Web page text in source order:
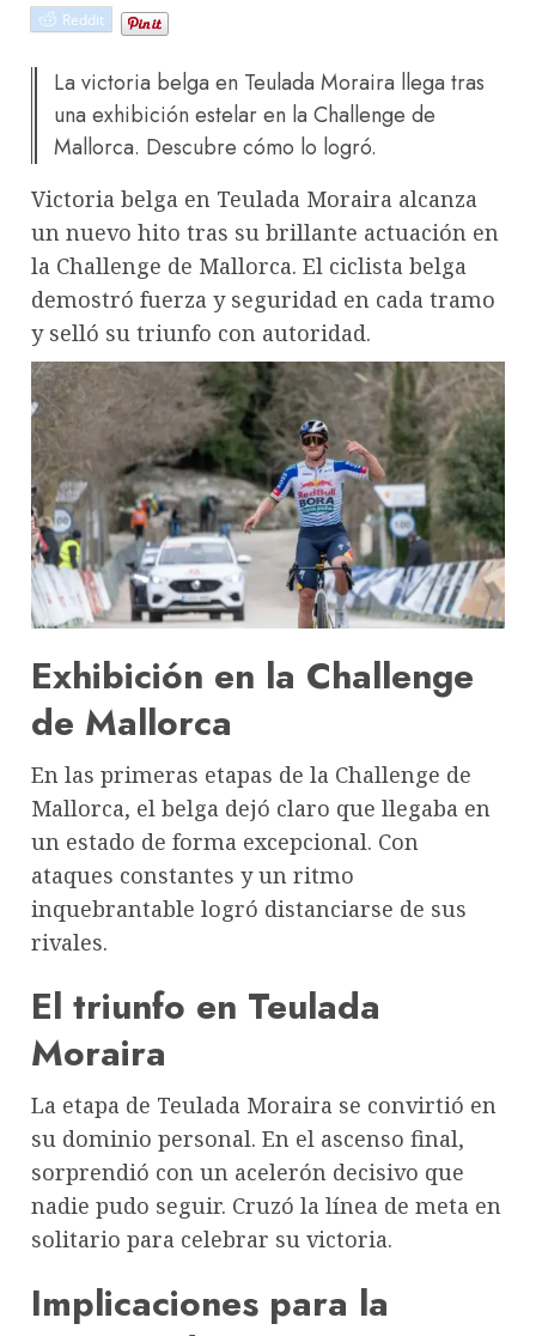
Reddit
La victoria belga en Teulada Moraira llega tras
una exhibición estelar en la Challenge de
Mallorca. Descubre cómo lo logró.
Victoria belga en Teulada Moraira alcanza
un nuevo hito tras su brillante actuación en
la Challenge de Mallorca. El ciclista belga
demostró fuerza y seguridad en cada tramo
y selló su triunfo con autoridad.
Exhibición en la Challenge
de Mallorca
En las primeras etapas de la Challenge de
Mallorca, el belga dejó claro que llegaba en
un estado de forma excepcional. Con
ataques constantes y un ritmo
inquebrantable logró distanciarse de sus
rivales.
El triunfo en Teulada
Moraira
La etapa de Teulada Moraira se convirtió en
su dominio personal. En el ascenso final,
sorprendió con un acelerón decisivo que
nadie pudo seguir. Cruzó la línea de meta en
solitario para celebrar su victoria.
Implicaciones para la